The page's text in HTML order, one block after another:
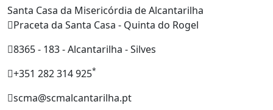
Santa Casa da Misericórdia de Alcantarilha
Praceta da Santa Casa - Quinta do Rogel
8365 - 183 - Alcantarilha - Silves
+351 282 314 925*
scma@scmalcantarilha.pt